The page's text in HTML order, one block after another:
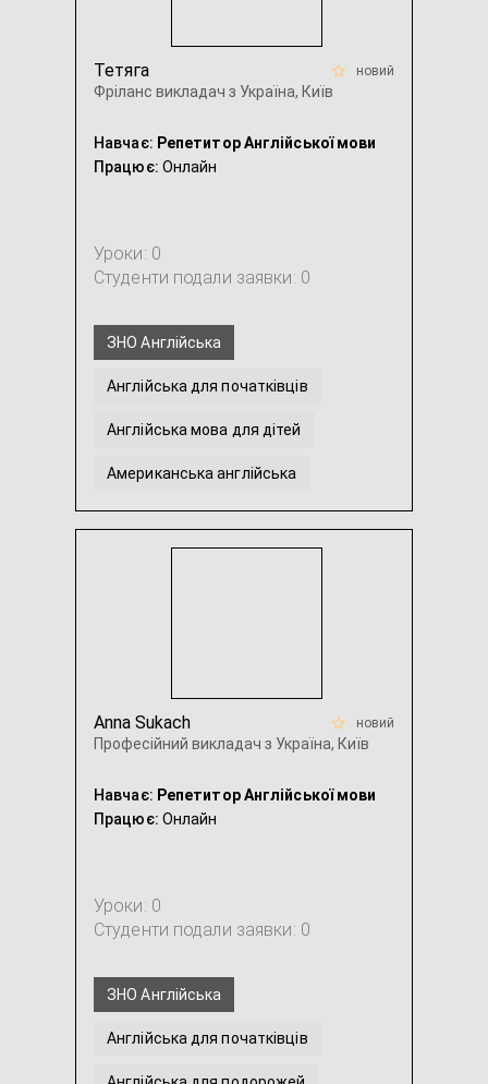
Тетяга
Фріланс викладач з Україна, Київ
новий
Навчає: Репетитор Англійської мови
Працює: Онлайн
Уроки: 0
Студенти подали заявки: 0
ЗНО Англійська
Англійська для початківців
Англійська мова для дітей
Американська англійська
Англійська мова для малюків 3-4 років
Anna Sukach
Професійний викладач з Україна, Київ
новий
Навчає: Репетитор Англійської мови
Працює: Онлайн
Уроки: 0
Студенти подали заявки: 0
ЗНО Англійська
Англійська для початківців